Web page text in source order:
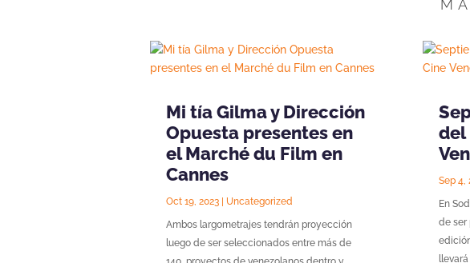
Mi tía Gilma y Dirección
Opuesta presentes en
el Marché du Film en
Cannes
Oct 19, 2023 | Uncategorized
Ambos largometrajes tendrán proyección
luego de ser seleccionados entre más de
del
Sep 4,
En
de ser